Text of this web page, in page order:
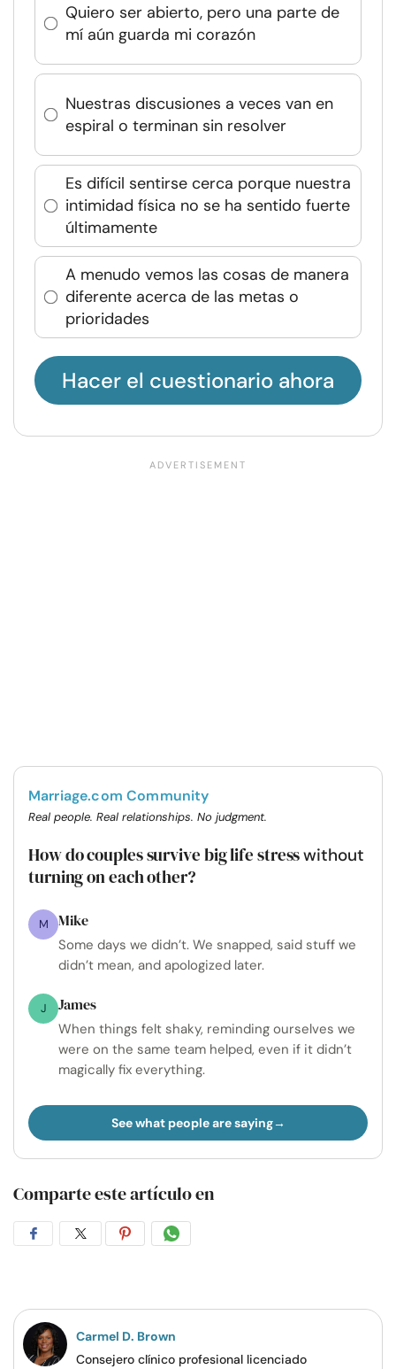
Quiero ser abierto, pero una parte de
mí aún guarda mi corazón
Nuestras discusiones a veces van en
espiral o terminan sin resolver
Es difícil sentirse cerca porque nuestra
intimidad física no se ha sentido fuerte
últimamente
A menudo vemos las cosas de manera
diferente acerca de las metas o
prioridades
Hacer el cuestionario ahora
Marriage.com Community
Real people. Real relationships. No judgment.
How do couples survive big life stresswithout
turning on each other?
M Mike
Some days we didn’t. We snapped, said stuff we
didn’t mean, and apologized later.
J James
When things felt shaky, reminding ourselves we
were on the same team helped, even if it didn’t
magically fix everything.
See what people are saying
Comparte este artículo en
CompartirCompartirCompartirCompartir
Carmel D. Brown
Consejero clínico profesional licenciado